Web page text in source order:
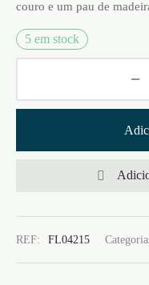
couro e um pau de
5 em stock
REF: FL04215